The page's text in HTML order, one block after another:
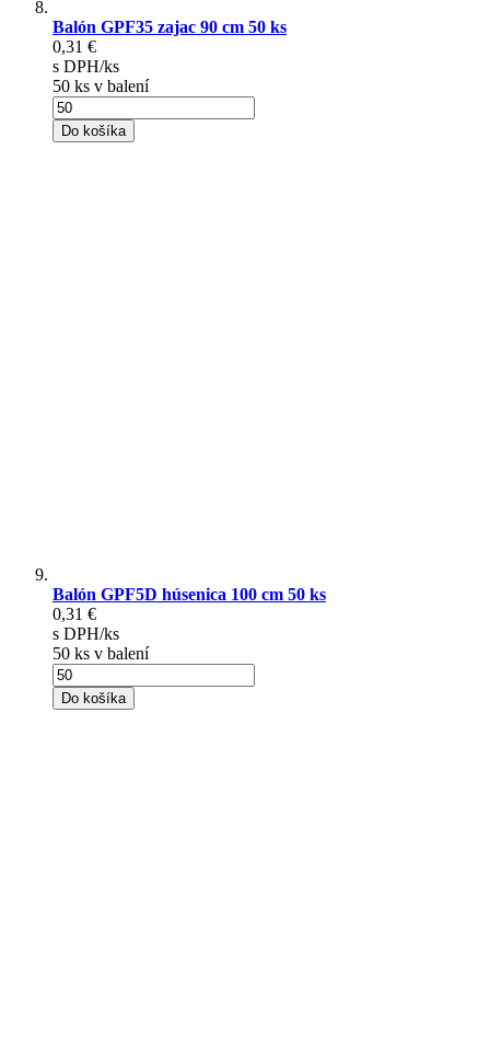
Balón GPF35 zajac 90 cm 50 ks
0,31 €
s DPH/ks
50 ks v balení
Do košíka
Balón GPF5D húsenica 100 cm 50 ks
0,31 €
s DPH/ks
50 ks v balení
Do košíka